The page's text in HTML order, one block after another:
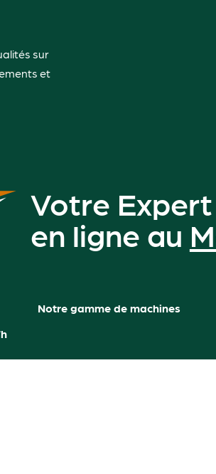
sur
et
Votre
en ligne au
Notre gamme de machines